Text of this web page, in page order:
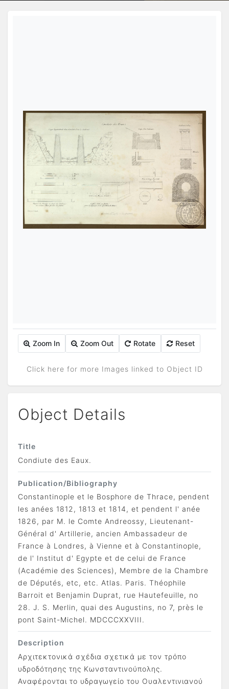
Zoom In Zoom Out Rotate Reset
Click here for more Images linked to Object ID
Object Details
Title
Condiute des Eaux.
Publication/Bibliography
Constantinople et le Bosphore de Thrace, pendent
les anées 1812, 1813 et 1814, et pendent l' anée
1826, par M. le Comte Andreossy, Lieutenant-
Général d' Artillerie, ancien Ambassadeur de
France à Londres, à Vienne et à Constantinople,
de l' Institut d' Egypte et de celui de France
(Académie des Sciences), Membre de la Chambre
de Députés, etc, etc. Atlas. Paris. Théophile
Barroit et Benjamin Duprat, rue Hautefeuille, no
28. J. S. Merlin, quai des Augustins, no 7, près le
pont Saint-Michel. MDCCCXXVIII.
Description
Αρχιτεκτονικά σχέδια σχετικά με τον τρόπο
υδροδότησης της Κωνσταντινούπολης.
Αναφέρονται το υδραγωγείο του Ουαλεντινιανού